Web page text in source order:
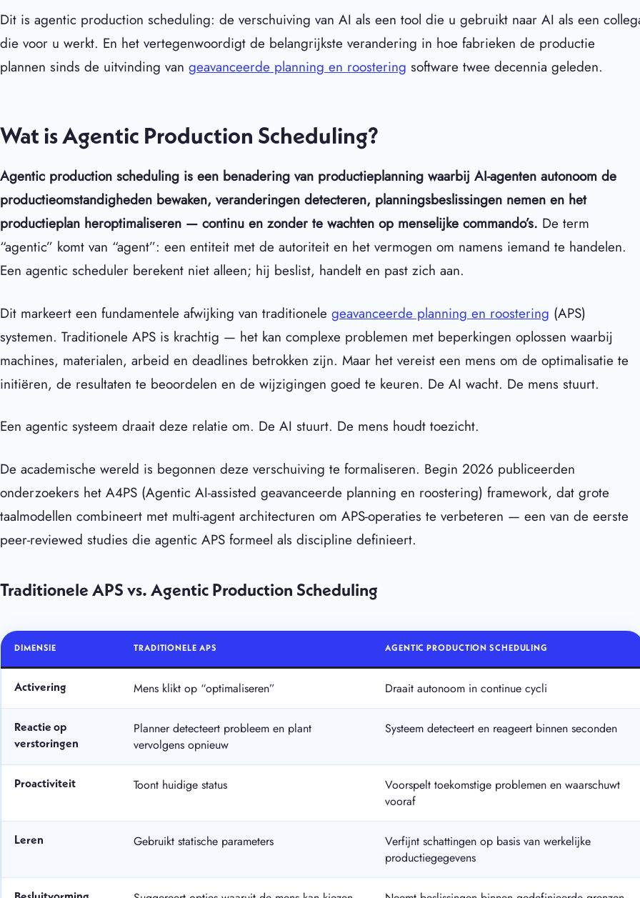
Dit is agentic production scheduling: de verschuiving van AI als een tool die u gebruikt naar AI als een
die voor u werkt. En het vertegenwoordigt de belangrijkste verandering in hoe fabrieken de productie
plannen sinds de uitvinding van geavanceerde planning en roostering software twee decennia geleden.
Wat is Agentic Production Scheduling?
Agentic production scheduling is een benadering van productieplanning waarbij AI-agenten autonoom de
productieomstandigheden bewaken, veranderingen detecteren, planningsbeslissingen nemen en het
productieplan heroptimaliseren — continu en zonder te wachten op menselijke commando’s. De term
“agentic” komt van “agent”: een entiteit met de autoriteit en het vermogen om namens iemand te handelen.
Een agentic scheduler berekent niet alleen; hij beslist, handelt en past zich aan.
Dit markeert een fundamentele afwijking van traditionele geavanceerde planning en roostering (APS)
systemen. Traditionele APS is krachtig — het kan complexe problemen met beperkingen oplossen waarbij
machines, materialen, arbeid en deadlines betrokken zijn. Maar het vereist een mens om de optimalisatie te
initiëren, de resultaten te beoordelen en de wijzigingen goed te keuren. De AI wacht. De mens stuurt.
Een agentic systeem draait deze relatie om. De AI stuurt. De mens houdt toezicht.
De academische wereld is begonnen deze verschuiving te formaliseren. Begin 2026 publiceerden
onderzoekers het A4PS (Agentic AI-assisted geavanceerde planning en roostering) framework, dat grote
taalmodellen combineert met multi-agent architecturen om APS-operaties te verbeteren — een van de eerste
peer-reviewed studies die agentic APS formeel als discipline definieert.
Traditionele APS vs. Agentic Production Scheduling
DIMENSIE TRADITIONELE APS AGENTIC PRODUCTION SCHEDULING
Activering Mens klikt op “optimaliseren” Draait autonoom in continue cycli
Reactie op
verstoringen
Planner detecteert probleem en plant
vervolgens opnieuw
Systeem detecteert en reageert binnen seconden
Proactiviteit Toont huidige status
Voorspelt toekomstige problemen en waarschuwt
vooraf
Leren Gebruikt statische parameters
Verfijnt schattingen op basis van werkelijke
productiegegevens